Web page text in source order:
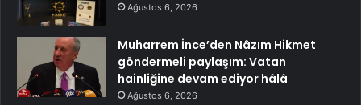
Ağustos 6, 2026
Muharrem İnce’den Nâzım Hikmet
göndermeli paylaşım: Vatan
hainliğine devam ediyor hâlâ
Ağustos 6, 2026